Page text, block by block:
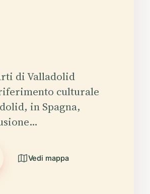
di Valladolid
culturale
in Spagna,
Vedi mappa